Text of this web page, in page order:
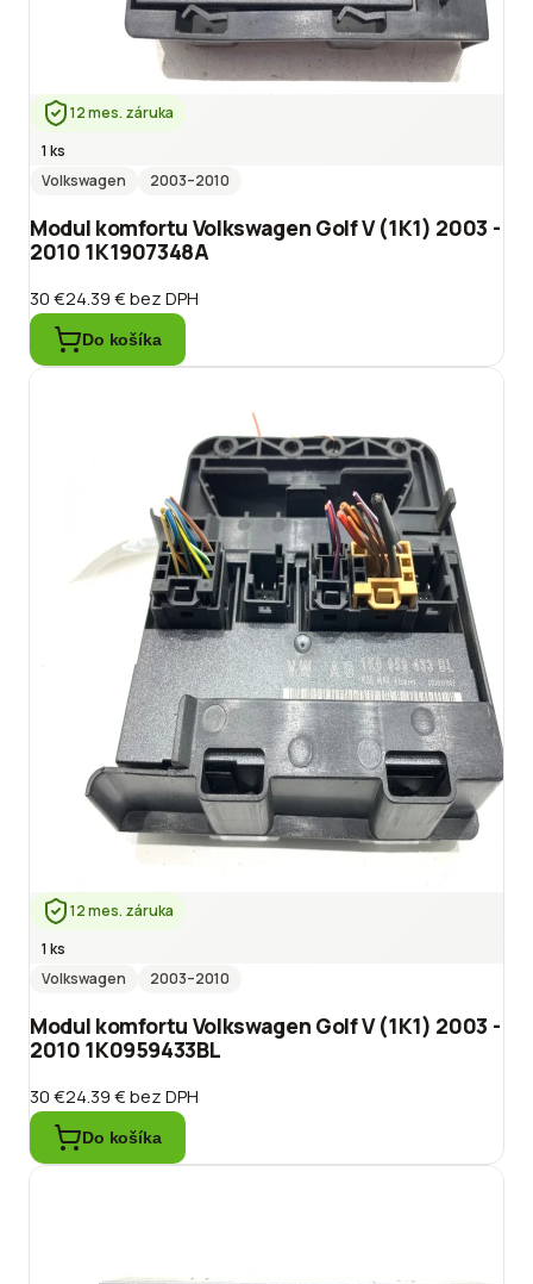
12 mes. záruka
1 ks
Volkswagen
2003–2010
Modul komfortu Volkswagen Golf V (1K1) 2003 -
2010 1K1907348A
30 €24.39 €bez DPH
Do košíka
12 mes. záruka
1 ks
Volkswagen
2003–2010
Modul komfortu Volkswagen Golf V (1K1) 2003 -
2010 1K0959433BL
30 €24.39 €bez DPH
Do košíka